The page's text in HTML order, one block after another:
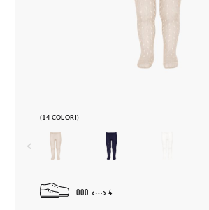
(14 COLORI)
000 4